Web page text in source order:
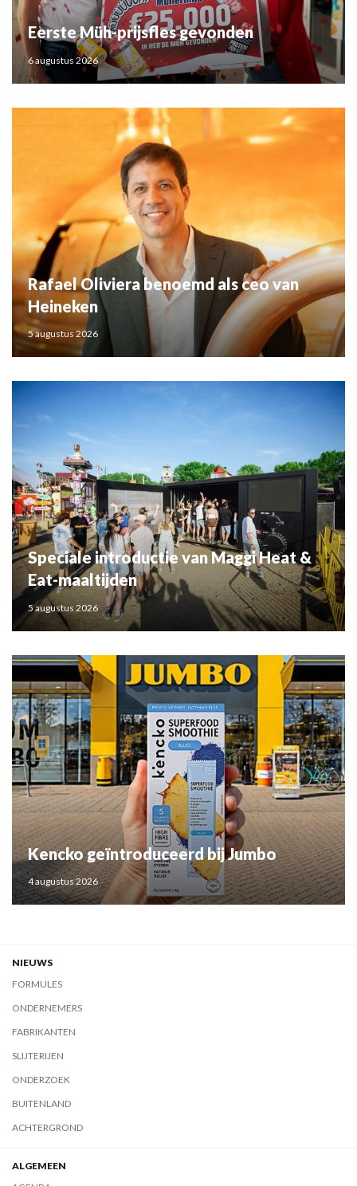
Eerste Müh-prijsfles gevonden
6 augustus 2026
Rafael Oliviera benoemd als ceo van
Heineken
5 augustus 2026
Speciale introductie van Maggi Heat &
Eat-maaltijden
5 augustus 2026
Kencko geïntroduceerd bij Jumbo
4 augustus 2026
NIEUWS
FORMULES
ONDERNEMERS
FABRIKANTEN
SLIJTERIJEN
ONDERZOEK
BUITENLAND
ACHTERGROND
ALGEMEEN